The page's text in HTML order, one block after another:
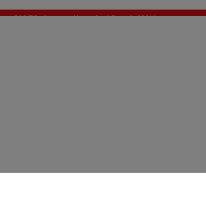
🔥SALDI : Ancora più prodotti fino al -60%*>